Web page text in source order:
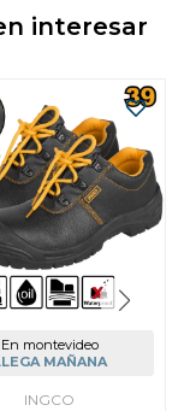
interesar
En montevideo
MAÑANA
INGCO